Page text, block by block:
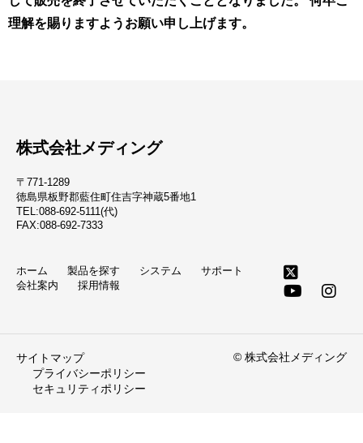
理解を賜りますようお願い申し上げます。
株式会社メディング
〒771-1289
徳島県板野郡藍住町住吉字神蔵5番地1
TEL:088-692-5111(代)
FAX:088-692-7333
ホーム 製品を探す システム
サポート
会社案内
採用情報
サイトマップ
プライバシーポリシー
セキュリティポリシー
© 株式会社メディング